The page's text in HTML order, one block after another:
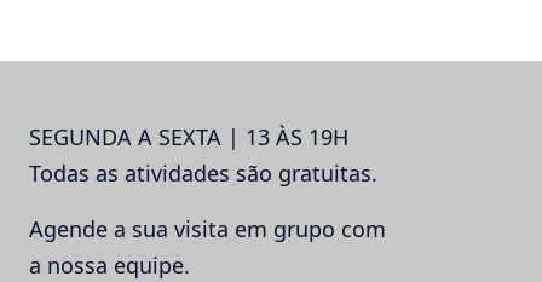
SEGUNDA A SEXTA | 13 ÀS 19H
Todas as atividades são gratuitas.
Agende a sua visita em grupo com
a nossa equipe.